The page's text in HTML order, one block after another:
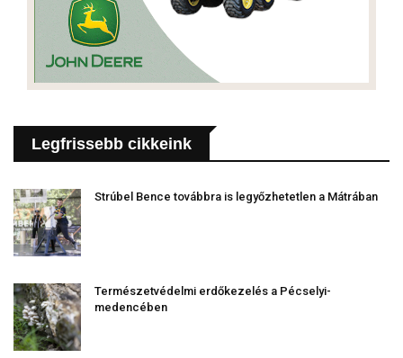
Legfrissebb cikkeink
Strúbel Bence továbbra is legyőzhetetlen a Mátrában
Természetvédelmi erdőkezelés a Pécselyi-
medencében